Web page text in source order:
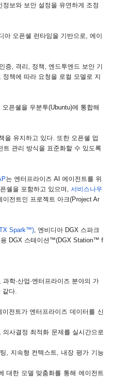
정보와 보안 설정을 유연하게 조정
아 오픈쉘 런타임을 기반으로, 에이
증, 격리 , 정책 , 엔드투엔드 보안 기
정책에 따라 요청을 로컬 모델로 지
오픈쉘을 우분투(Ubuntu)에 통합해
을 유지하고 있다. 또한 오픈쉘 업
트 관리 방식을 표준화할 수 있도록
는 엔터프라이즈 AI 에이전트를 위
쉘을 포함하고 있으며, 서비스나우
전트인 프로젝트 아크(Project Ar
Spark™), 엔비디아DGX 스파크
DGX 스테이션 ™(DGX Station™ f
, 과학·산업·엔터프라이즈 분야의 가
같다.
전트가 엔터프라이즈 데이터를 신
, 의사결정 최적화 문제를 실시간으로
, 지속형 컨텍스트,내장 평가 기능
대한 모델 맞춤화를 통해 에이전트